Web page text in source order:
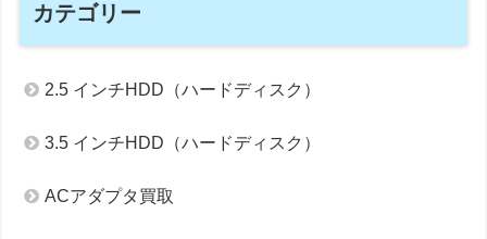
カテゴリー
2.5 インチHDD（ハードディスク）
3.5 インチHDD（ハードディスク）
ACアダプタ買取